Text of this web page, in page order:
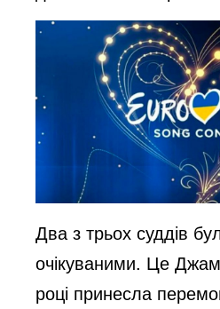
Два з трьох суддів
очікуваними. Це
році принесла